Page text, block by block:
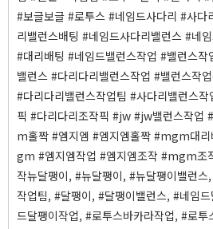
#보글보글 #로투스 #네임드사다리 #사다
리밸런스배팅 #네임드사다리밸런스 #네
#대리배팅 #네임드밸런스작업 #밸런스
밸런스 #다리다리밸런스작업 #밸런스작
#다리다리밸런스작업팀 #사다리밸런스
픽 #다리다리조작픽 #jw #jw밸런스작업
m홀짝 #엠지엠 #엠지엠홀짝 #mgm대
gm #엠지엠작업 #엠지엠조작 #mgm조
작뉴달팽이, #뉴달팽이, #뉴달팽이밸런
작업팀, #달팽이, #달팽이밸런스, #네임
드달팽이작업, #로투스바카라작업, #로